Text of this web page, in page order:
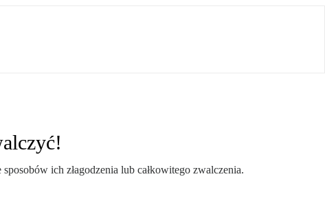
ich złagodzenia lub całkowitego zwalczenia.